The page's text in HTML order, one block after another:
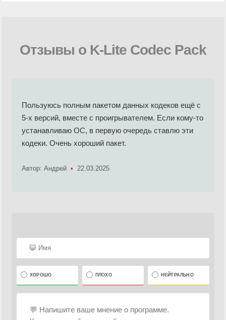
Отзывы о K-Lite Codec Pack
Пользуюсь полным пакетом данных кодеков ещё с
5-х версий, вместе с проигрывателем. Если кому-то
устанавливаю ОС, в первую очередь ставлю эти
кодеки. Очень хороший пакет.
Автор: Андрей • 22.03.2025
ХОРОШО ПЛОХО НЕЙТРАЛЬНО